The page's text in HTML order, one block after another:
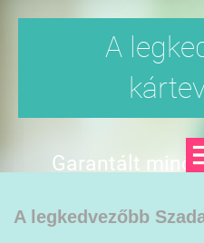
A
Garantált
A legkedvezőbb